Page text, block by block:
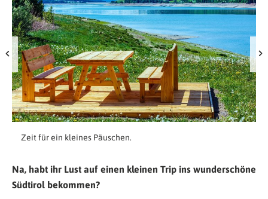
Zeit für ein kleines Päuschen.
Na, habt ihr Lust auf einen kleinen Trip ins wunderschöne
Südtirol bekommen?